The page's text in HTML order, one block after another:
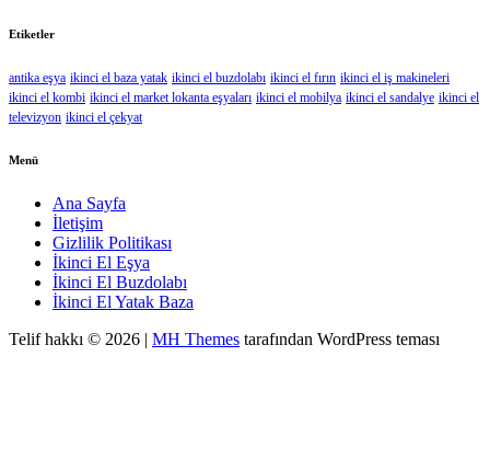
Etiketler
antika eşya ikinci el baza yatak ikinci el buzdolabı ikinci el fırın ikinci el iş makineleri
ikinci el kombi ikinci el market lokanta eşyaları ikinci el mobilya ikinci el sandalye ikinci el
televizyon ikinci el çekyat
Menü
Ana Sayfa
İletişim
Gizlilik Politikası
İkinci El Eşya
İkinci El Buzdolabı
İkinci El Yatak Baza
Telif hakkı © 2026 | MH Themes tarafından WordPress teması